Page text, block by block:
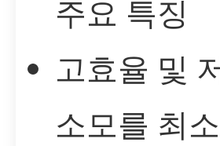
주요 특징
고효율 및
소모를 최